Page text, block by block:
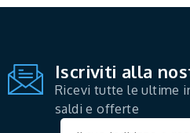
Iscriviti alla
Ricevi tutte le ultime
saldi e offerte